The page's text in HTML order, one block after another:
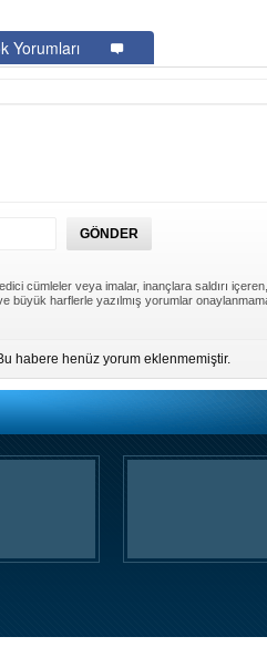
Yorumları
cümleler veya imalar, inançlara saldırı içeren,
büyük harflerle yazılmış yorumlar
habere henüz yorum eklenmemiştir.